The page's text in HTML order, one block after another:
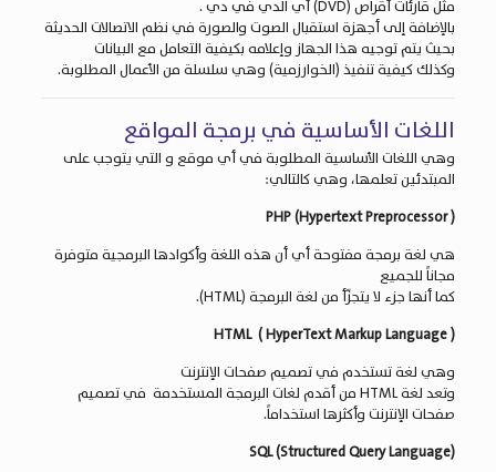
مثل قارئات أقراص (DVD) أي الدي في دي .
بالإضافة إلى أجهزة استقبال الصوت والصورة في نظم الاتصالات الحديثة
بحيث يتم توجيه هذا الجهاز وإعلامه بكيفية التعامل مع البيانات
وكذلك كيفية تنفيذ (الخوارزمية) وهي سلسلة من الأعمال المطلوبة.
اللغات الأساسية في برمجة المواقع
وهي اللغات الأساسية المطلوبة في أي موقع و التي يتوجب على
المبتدئين تعلمها، وهي كالتالي:
( PHP (Hypertext Preprocessor
هي لغة برمجة مفتوحة أي أن هذه اللغة وأكوادها البرمجية متوفرة
مجاناً للجميع
كما أنها جزء لا يتجزّأ من لغة البرمجة (HTML).
( HTML ( HyperText Markup Language
وهي لغة تستخدم في تصميم صفحات الإنترنت
وتعد لغة HTML من أقدم لغات البرمجة المستخدمة في تصميم
صفحات الإنترنت وأكثرها استخداماً.
(SQL (Structured Query Language